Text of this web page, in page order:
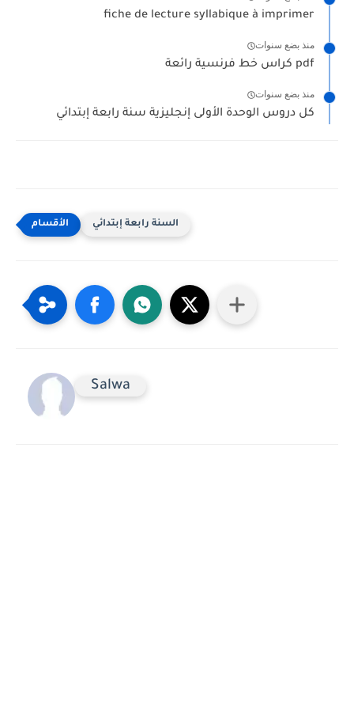
fiche de lecture syllabique à imprimer
منذ بضع سنوات
كراس خط فرنسية رائعة pdf
منذ بضع سنوات
كل دروس الوحدة الأولى إنجليزية سنة رابعة إبتدائي
السنة رابعة إبتدائي
Salwa